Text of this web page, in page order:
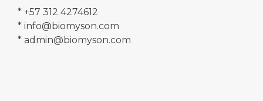
* +57 312 4274612
* info@biomyson.com
* admin@biomyson.com